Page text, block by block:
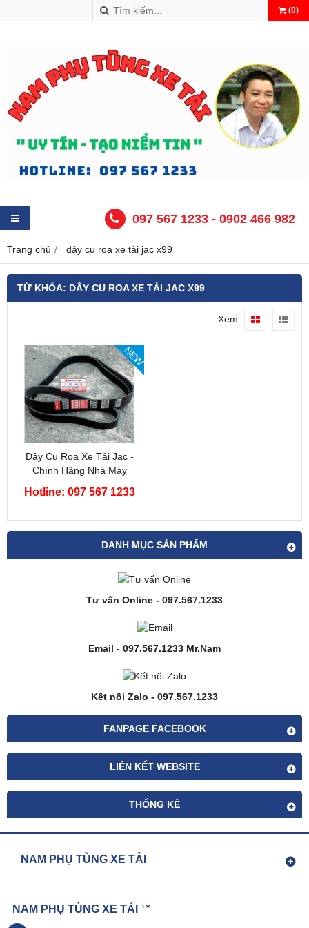
(0)
097 567 1233 - 0902 466 982
Trang chủ dây cu roa xe tải jac x99
DANH MỤC SẢN PHẨM
Tư vấn Online - 097.567.1233
Email - 097.567.1233 Mr.Nam
Kết nối Zalo - 097.567.1233
FANPAGE FACEBOOK
LIÊN KẾT WEBSITE
THỐNG KÊ
TỪ KHÓA: DÂY CU ROA XE TẢI JAC X99
Xem
NEW
Dây Cu Roa Xe Tải Jac -
Chính Hãng Nhà Máy
Hotline: 097 567 1233
NAM PHỤ TÙNG XE TẢI
NAM PHỤ TÙNG XE TẢI ™